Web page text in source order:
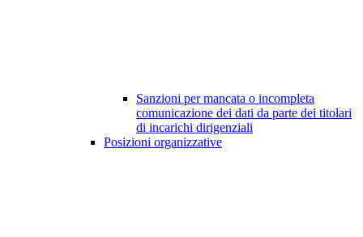
Sanzioni per mancata o incompleta
comunicazione dei dati da parte dei titolari
di incarichi dirigenziali
Posizioni organizzative